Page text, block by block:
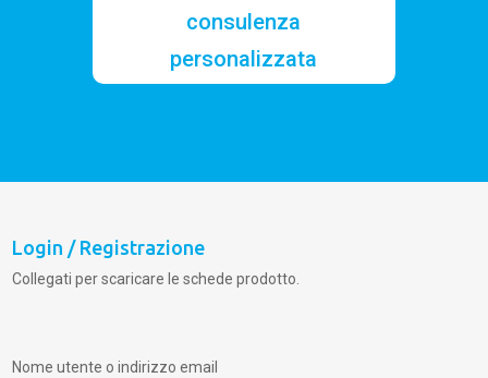
consulenza
personalizzata
Login / Registrazione
Collegati per scaricare le schede prodotto.
Nome utente o indirizzo email